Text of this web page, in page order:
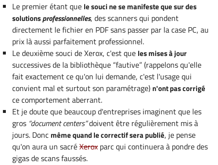
Le premier étant que le souci ne se manifeste que sur des
solutionsprofessionnelles, des scanners qui pondent
directement le fichier en PDF sans passer par la case PC, au
prix là aussi parfaitement professionnel.
Le deuxième souci de Xerox, c'est que les mises à jour
successives de la bibliothèque “fautive” (rappelons qu'elle
fait exactement ce qu'on lui demande, c'est l'usage qui
convient mal et surtout son paramétrage) n'ont pas corrigé
ce comportement aberrant.
Et je doute que beaucoup d'entreprises imaginent que les
gros document centers doivent être régulièrement mis à
jours. Donc même quand le correctif sera publié, je pense
qu'on aura un sacréXeroxparc qui continuera à pondre des
gigas de scans faussés.